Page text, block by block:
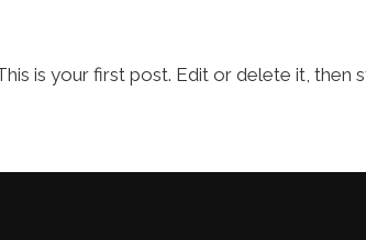
is your first post. Edit or delete it, then